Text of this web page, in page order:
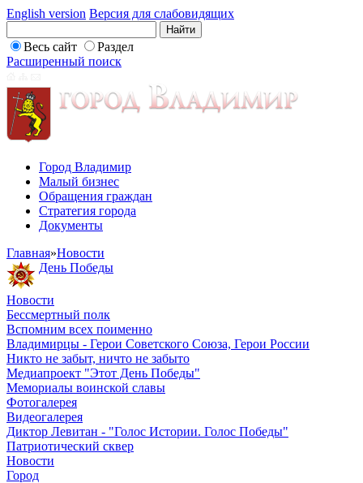
English version Версия для слабовидящих
Весь сайт
Раздел
Расширенный поиск
Город Владимир
Малый бизнес
Обращения граждан
Стратегия города
Документы
Главная»Новости
День Победы
Новости
Бессмертный полк
Вспомним всех поименно
Владимирцы - Герои Советского Союза, Герои России
Никто не забыт, ничто не забыто
Медиапроект "Этот День Победы"
Мемориалы воинской славы
Фотогалерея
Видеогалерея
Диктор Левитан - "Голос Истории. Голос Победы"
Патриотический сквер
Новости
Город